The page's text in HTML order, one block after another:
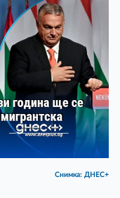
Снимка: ДНЕС+